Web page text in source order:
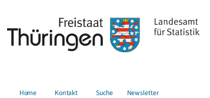
Home Kontakt Suche Newsletter